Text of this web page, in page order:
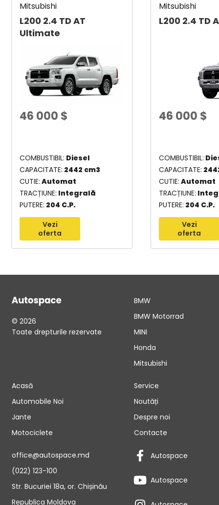
Mitsubishi
L200 2.4 TD AT
Ultimate
46 000 $
COMBUSTIBIL Diesel
CAPACITATE 2442 cm3
CUTIE Automat
TRACȚIUNE Integrală
PUTERE 204 C.P.
Vezi
oferta
Mitsubishi
L200 2.4 TD
46 000 $
COMBUSTIBIL
CAPACITATE
CUTIE Automat
TRACȚIUNE
PUTERE 204 C.P.
Vezi
oferta
© 2026
Toate drepturile rezervate
BMW
BMW Motorrad
MINI
Honda
Mitsubishi
Acasă
Automobile Noi
Jante
Motociclete
Service
Noutăți
Despre noi
Contacte
office@autospace.md
(022) 123-100
Str. Bucuriei 18a, or. Chișinău
Republica Moldova
Autospace
Autospace